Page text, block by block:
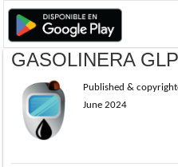
GASOLINERA GLP
Published &
June 2024